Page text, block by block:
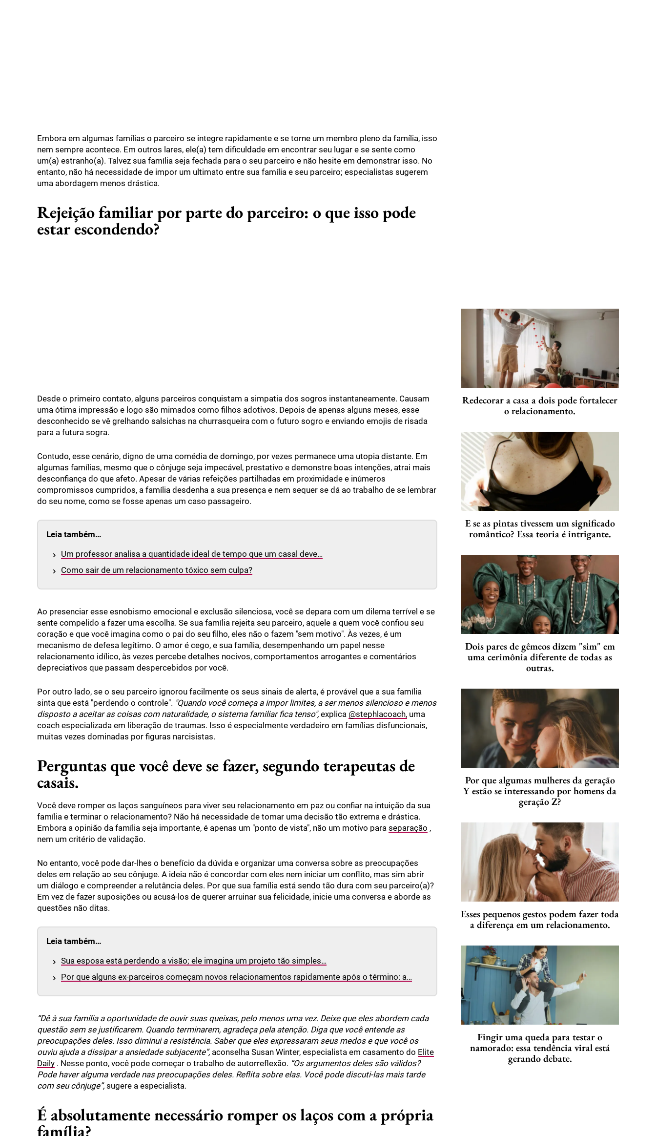
Embora em algumas famílias o parceiro se integre rapidamente e se torne um membro pleno da família, isso
nem sempre acontece. Em outros lares, ele(a) tem dificuldade em encontrar seu lugar e se sente como
um(a) estranho(a). Talvez sua família seja fechada para o seu parceiro e não hesite em demonstrar isso. No
entanto, não há necessidade de impor um ultimato entre sua família e seu parceiro; especialistas sugerem
uma abordagem menos drástica.
Rejeição familiar por parte do parceiro: o que isso pode
estar escondendo?
Desde o primeiro contato, alguns parceiros conquistam a simpatia dos sogros instantaneamente. Causam
uma ótima impressão e logo são mimados como filhos adotivos. Depois de apenas alguns meses, esse
desconhecido se vê grelhando salsichas na churrasqueira com o futuro sogro e enviando emojis de risada
para a futura sogra.
Contudo, esse cenário, digno de uma comédia de domingo, por vezes permanece uma utopia distante. Em
algumas famílias, mesmo que o cônjuge seja impecável, prestativo e demonstre boas intenções, atrai mais
desconfiança do que afeto. Apesar de várias refeições partilhadas em proximidade e inúmeros
compromissos cumpridos, a família desdenha a sua presença e nem sequer se dá ao trabalho de se lembrar
do seu nome, como se fosse apenas um caso passageiro.
Leia também…
Um professor analisa a quantidade ideal de tempo que um casal deve…
Como sair de um relacionamento tóxico sem culpa?
Ao presenciar esse esnobismo emocional e exclusão silenciosa, você se depara com um dilema terrível e se
sente compelido a fazer uma escolha. Se sua família rejeita seu parceiro, aquele a quem você confiou seu
coração e que você imagina como o pai do seu filho, eles não o fazem "sem motivo". Às vezes, é um
mecanismo de defesa legítimo. O amor é cego, e sua família, desempenhando um papel nesse
relacionamento idílico, às vezes percebe detalhes nocivos, comportamentos arrogantes e comentários
depreciativos que passam despercebidos por você.
Por outro lado, se o seu parceiro ignorou facilmente os seus sinais de alerta, é provável que a sua família
sinta que está "perdendo o controle". "Quando você começa a impor limites, a ser menos silencioso e menos
disposto a aceitar as coisas com naturalidade, o sistema familiar fica tenso", explica @stephlacoach, uma
coach especializada em liberação de traumas. Isso é especialmente verdadeiro em famílias disfuncionais,
muitas vezes dominadas por figuras narcisistas.
Perguntas que você deve se fazer, segundo terapeutas de
casais.
Você deve romper os laços sanguíneos para viver seu relacionamento em paz ou confiar na intuição da sua
família e terminar o relacionamento? Não há necessidade de tomar uma decisão tão extrema e drástica.
Embora a opinião da família seja importante, é apenas um "ponto de vista", não um motivo para separação ,
nem um critério de validação.
No entanto, você pode dar-lhes o benefício da dúvida e organizar uma conversa sobre as preocupações
deles em relação ao seu cônjuge. A ideia não é concordar com eles nem iniciar um conflito, mas sim abrir
um diálogo e compreender a relutância deles. Por que sua família está sendo tão dura com seu parceiro(a)?
Em vez de fazer suposições ou acusá-los de querer arruinar sua felicidade, inicie uma conversa e aborde as
questões não ditas.
Leia também…
Sua esposa está perdendo a visão; ele imagina um projeto tão simples…
Por que alguns ex-parceiros começam novos relacionamentos rapidamente após o término: a…
“Dê à sua família a oportunidade de ouvir suas queixas, pelo menos uma vez. Deixe que eles abordem cada
questão sem se justificarem. Quando terminarem, agradeça pela atenção. Diga que você entende as
preocupações deles. Isso diminui a resistência. Saber que eles expressaram seus medos e que você os
ouviu ajuda a dissipar a ansiedade subjacente”, aconselha Susan Winter, especialista em casamento do Elite
Daily . Nesse ponto, você pode começar o trabalho de autorreflexão. “Os argumentos deles são válidos?
Pode haver alguma verdade nas preocupações deles. Reflita sobre elas. Você pode discuti-las mais tarde
com seu cônjuge”, sugere a especialista.
É absolutamente necessário romper os laços com a própria
família?
Redecorar a casa a dois pode fortalecer
o relacionamento.
E se as pintas tivessem um significado
romântico? Essa teoria é intrigante.
Dois pares de gêmeos dizem "sim" em
uma cerimônia diferente de todas as
outras.
Por que algumas mulheres da geração
Y estão se interessando por homens da
geração Z?
Esses pequenos gestos podem fazer toda
a diferença em um relacionamento.
Fingir uma queda para testar o
namorado: essa tendência viral está
gerando debate.